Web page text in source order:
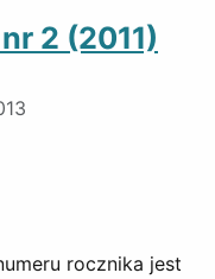
2 (2011)
rocznika jest